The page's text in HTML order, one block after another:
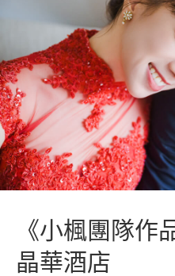
《小楓團隊作
晶華酒店